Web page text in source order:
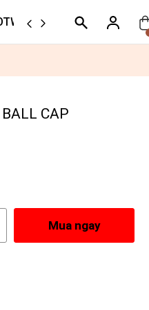
ORTHER
CAP
Mua ngay